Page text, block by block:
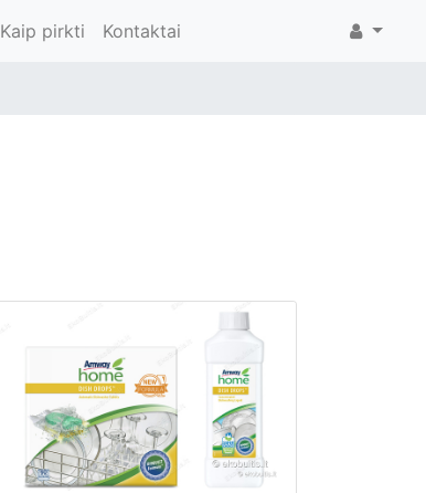
Kaip pirkti Kontaktai